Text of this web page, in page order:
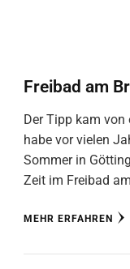
Freibad am
Der Tipp kam von
habe vor vielen
Sommer in
Zeit im Freibad
MEHR ERFAHREN